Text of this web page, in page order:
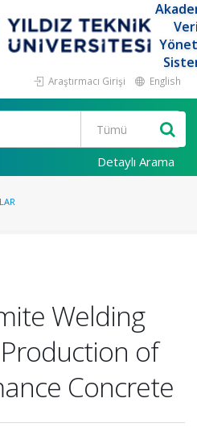
Araştırmacı Girişi English
Detaylı Arama
Welding
of
Concrete